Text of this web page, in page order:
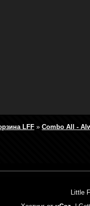
LFF » Combo All -
Little